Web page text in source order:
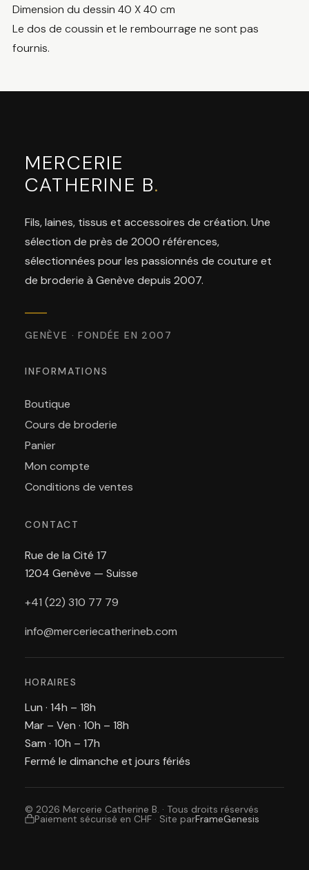
Dimension du dessin 40 X 40 cm
Le dos de coussin et le rembourrage ne sont pas
fournis.
MERCERIE
CATHERINE B.
Fils, laines, tissus et accessoires de création. Une
sélection de près de 2000 références,
sélectionnées pour les passionnés de couture et
de broderie à Genève depuis 2007.
GENÈVE · FONDÉE EN 2007
INFORMATIONS
Boutique
Cours de broderie
Panier
Mon compte
Conditions de ventes
CONTACT
Rue de la Cité 17
1204 Genève — Suisse
+41 (22) 310 77 79
info@merceriecatherineb.com
HORAIRES
Lun · 14h – 18h
Mar – Ven · 10h – 18h
Sam · 10h – 17h
Fermé le dimanche et jours fériés
© 2026 Mercerie Catherine B. · Tous droits réservés
Paiement sécurisé en CHF · Site parFrameGenesis